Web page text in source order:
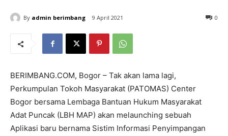
By admin berimbang 9 April 2021 0
BERIMBANG.COM, Bogor – Tak akan lama lagi,
Perkumpulan Tokoh Masyarakat (PATOMAS) Center
Bogor bersama Lembaga Bantuan Hukum Masyarakat
Adat Puncak (LBH MAP) akan melaunching sebuah
Aplikasi baru bernama Sistim Informasi Penyimpangan